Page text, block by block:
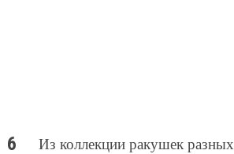
Из коллекции ракушек